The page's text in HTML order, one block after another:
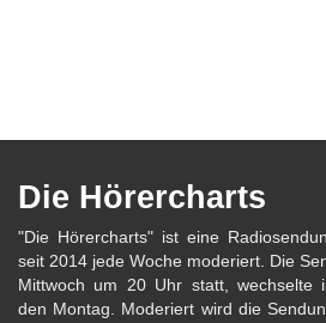
Die Hörercharts
"Die Hörercharts" ist eine
seit 2014 jede Woche moderiert. Die
Mittwoch um 20 Uhr statt, wechselte
den Montag. Moderiert wird die